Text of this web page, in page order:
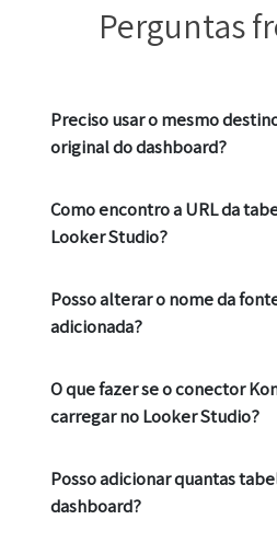
Perguntas
Preciso usar o mesmo
original do dashboard?
Como encontro a URL da
Looker Studio?
Posso alterar o nome da
adicionada?
O que fazer se o conector
carregar no Looker Studio?
Posso adicionar quantas
dashboard?